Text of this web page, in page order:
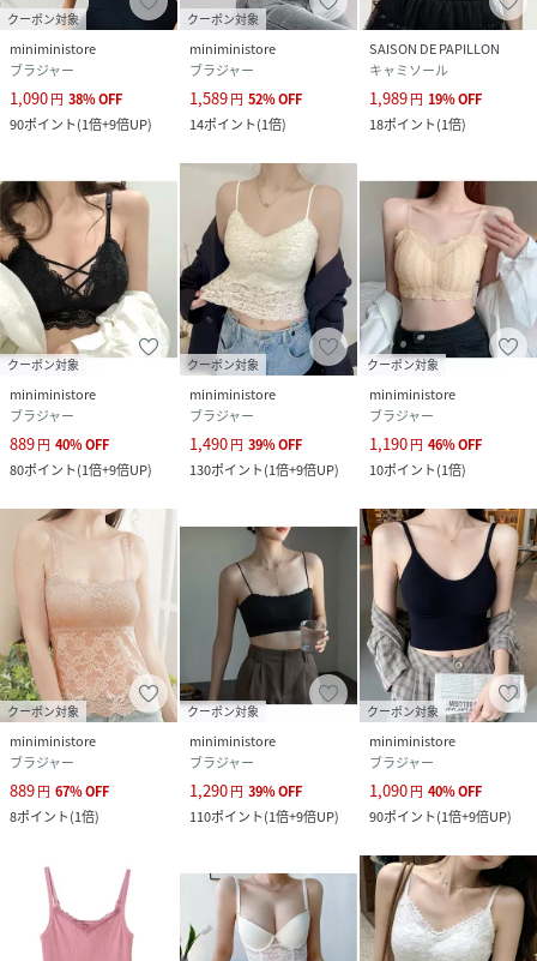
クーポン対象
miniministore
ブラジャー
1,090円 38%OFF
90ポイント(1倍+9倍UP)
クーポン対象
miniministore
ブラジャー
1,589円 52%OFF
14ポイント(1倍)
SAISON DE PAPILLON
キャミソール
1,989円 19%OFF
18ポイント(1倍)
クーポン対象
miniministore
ブラジャー
889円 40%OFF
80ポイント(1倍+9倍UP)
クーポン対象
miniministore
ブラジャー
1,490円 39%OFF
130ポイント(1倍+9倍UP)
クーポン対象
miniministore
ブラジャー
1,190円 46%OFF
10ポイント(1倍)
クーポン対象
miniministore
ブラジャー
889円 67%OFF
8ポイント(1倍)
クーポン対象
miniministore
ブラジャー
1,290円 39%OFF
110ポイント(1倍+9倍UP)
クーポン対象
miniministore
ブラジャー
1,090円 40%OFF
90ポイント(1倍+9倍UP)